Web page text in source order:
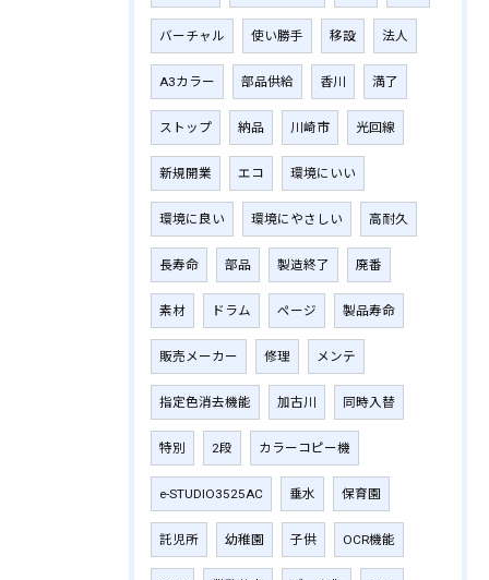
バーチャル 使い勝手 移設 法人
A3カラー 部品供給 香川 満了
ストップ 納品 川崎市 光回線
新規開業 エコ 環境にいい
環境に良い 環境にやさしい 高耐久
長寿命 部品 製造終了 廃番
素材 ドラム ページ 製品寿命
販売メーカー 修理 メンテ
指定色消去機能 加古川 同時入替
特別 2段 カラーコピー機
e-STUDIO3525AC 垂水 保育園
託児所 幼稚園 子供 OCR機能